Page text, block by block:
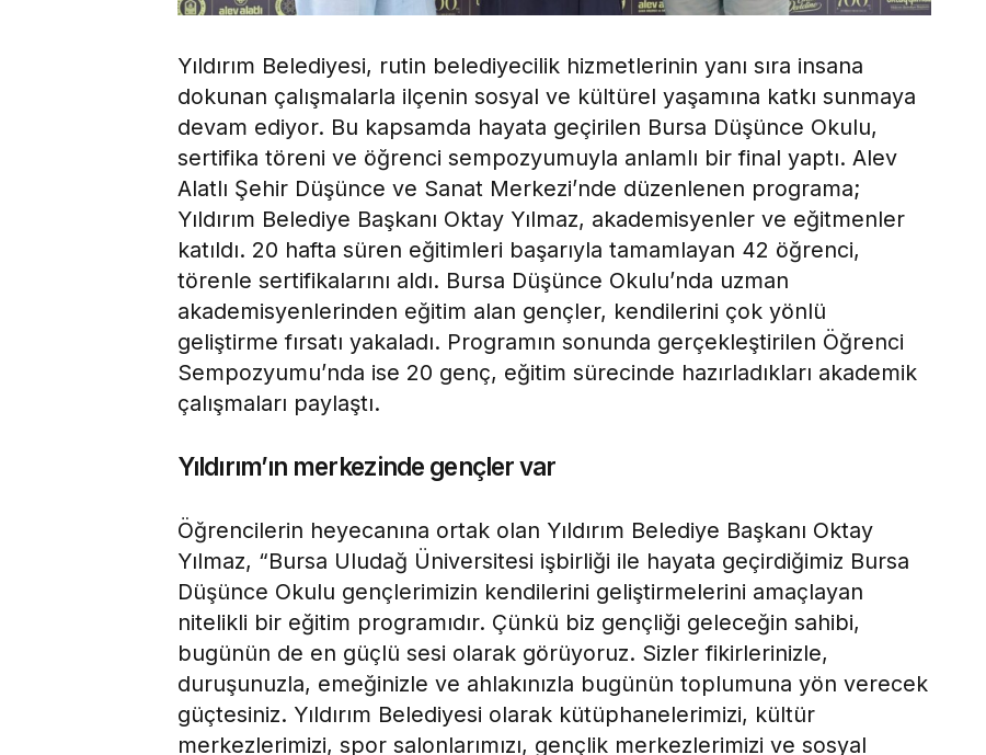
Yıldırım Belediyesi, rutin belediyecilik hizmetlerinin yanı sıra insana
dokunan çalışmalarla ilçenin sosyal ve kültürel yaşamına katkı sunmaya
devam ediyor. Bu kapsamda hayata geçirilen Bursa Düşünce Okulu,
sertifika töreni ve öğrenci sempozyumuyla anlamlı bir final yaptı. Alev
Alatlı Şehir Düşünce ve Sanat Merkezi’nde düzenlenen programa;
Yıldırım Belediye Başkanı Oktay Yılmaz, akademisyenler ve eğitmenler
katıldı. 20 hafta süren eğitimleri başarıyla tamamlayan 42 öğrenci,
törenle sertifikalarını aldı. Bursa Düşünce Okulu’nda uzman
akademisyenlerinden eğitim alan gençler, kendilerini çok yönlü
geliştirme fırsatı yakaladı. Programın sonunda gerçekleştirilen Öğrenci
Sempozyumu’nda ise 20 genç, eğitim sürecinde hazırladıkları akademik
çalışmaları paylaştı.
Yıldırım’ın merkezinde gençler var
Öğrencilerin heyecanına ortak olan Yıldırım Belediye Başkanı Oktay
Yılmaz, “Bursa Uludağ Üniversitesi işbirliği ile hayata geçirdiğimiz Bursa
Düşünce Okulu gençlerimizin kendilerini geliştirmelerini amaçlayan
nitelikli bir eğitim programıdır. Çünkü biz gençliği geleceğin sahibi,
bugünün de en güçlü sesi olarak görüyoruz. Sizler fikirlerinizle,
duruşunuzla, emeğinizle ve ahlakınızla bugünün toplumuna yön verecek
güçtesiniz. Yıldırım Belediyesi olarak kütüphanelerimizi, kültür
merkezlerimizi, spor salonlarımızı, gençlik merkezlerimizi ve sosyal